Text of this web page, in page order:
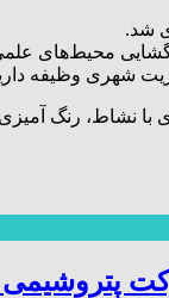
شد.
محیط‌های
شهری وظیفه
با نشاط، رنگ
پتروشیمی